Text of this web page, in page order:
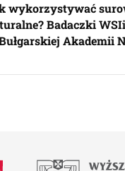
wykorzystywać
Badaczki
Akademii